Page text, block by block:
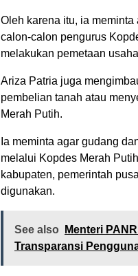
Oleh karena itu, ia
calon-calon pengurus
melakukan pemetaan
Ariza Patria juga
pembelian tanah atau
Merah Putih.
Ia meminta agar gudang
melalui Kopdes Merah
kabupaten, pemerintah
digunakan.
See also
Menteri
Transparansi